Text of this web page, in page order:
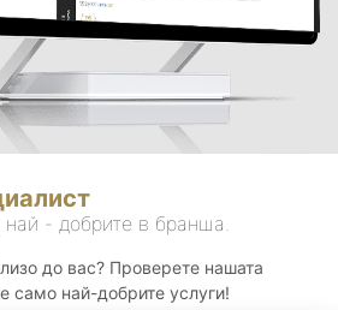
най - добрите в бранша.
до вас? Проверете нашата
само най-добрите услуги!